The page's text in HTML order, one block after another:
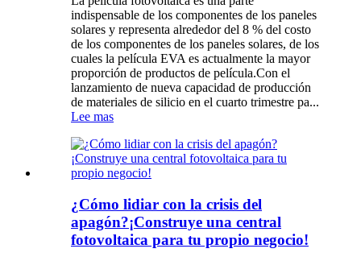
indispensable de los componentes de los paneles
solares y representa alrededor del 8 % del costo
de los componentes de los paneles solares, de los
cuales la película EVA es actualmente la mayor
proporción de productos de película.Con el
lanzamiento de nueva capacidad de producción
de materiales de silicio en el cuarto trimestre pa...
Lee mas
¿Cómo lidiar con la crisis del
apagón?¡Construye una central
fotovoltaica para tu propio negocio!